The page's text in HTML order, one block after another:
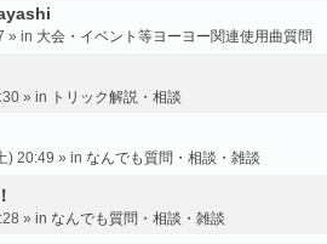
» in 大会・イベント等ヨーヨー関連使用曲質問
» in トリック解説・相談
) 20:49 » in なんでも質問・相談・雑談
» in なんでも質問・相談・雑談